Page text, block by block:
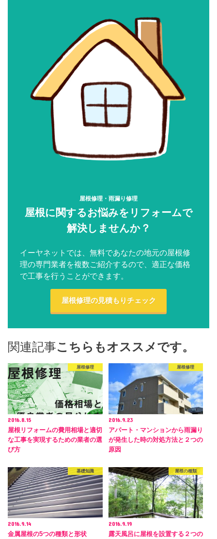
屋根修理・雨漏り修理
屋根に関するお悩みをリフォームで
解決しませんか？
イーヤネットでは、無料であなたの地元の屋根修
理の専門業者を複数ご紹介するので、適正な価格
で工事を行うことができます。
屋根修理の見積もりチェック
関連記事こちらもオススメです。
屋根修理
2016.8.15
屋根リフォームの費用相場と適切
な工事を実現するための業者の選
び方
屋根修理
2016.9.23
アパート・マンションから雨漏り
が発生した時の対処方法と２つの
原因
基礎知識
2016.9.14
金属屋根の5つの種類と形状
屋根の種類
2016.9.19
露天風呂に屋根を設置する２つの